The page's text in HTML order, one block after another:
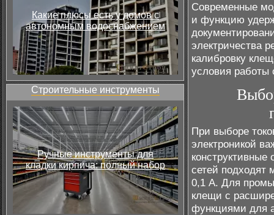
Какие плюсы есть у домов с
автономным водоснабжением
Строительные инструменты
Ручные инструменты для
кладки кирпича: полный набор
Современные
и функцию
электричества
калибровку
условия работы
При выборе
электроникой
сетей подходят
0,1 А. Для
клещи с
функциями для